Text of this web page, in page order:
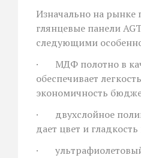
Изначально на рынке
глянцевые панели
следующими
· МДФ полотно в
обеспечивает
экономичность
· двухслойное
дает цвет и
·